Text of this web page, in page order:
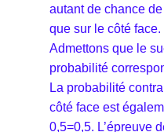
autant de chance
que sur le côté face.
Admettons que le
probabilité
La probabilité
côté face est
0,5=0,5. L’épreuve